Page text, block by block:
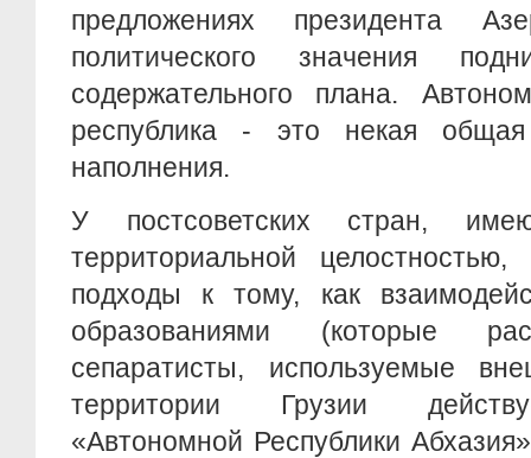
предложениях президента
политического значения
содержательного плана.
республика - это некая
наполнения.
У постсоветских стран,
территориальной
подходы к тому, как
образованиями (которые
сепаратисты, используемые
территории Грузии
«Автономной Республики